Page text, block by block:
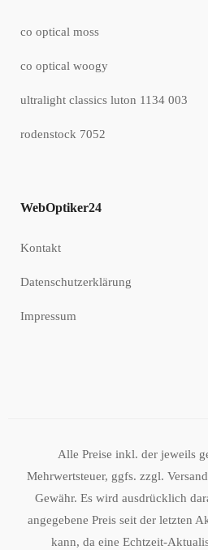
co optical moss
co optical woogy
ultralight classics luton 1134 003
rodenstock 7052
WebOptiker24
Kontakt
Datenschutzerklärung
Impressum
Alle Preise inkl. der jeweils
Mehrwertsteuer, ggfs. zzgl.
Gewähr. Es wird ausdrücklich
angegebene Preis seit der letzten
kann, da eine Echtzeit-